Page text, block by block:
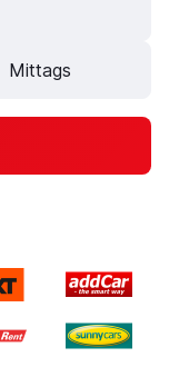
Mittags